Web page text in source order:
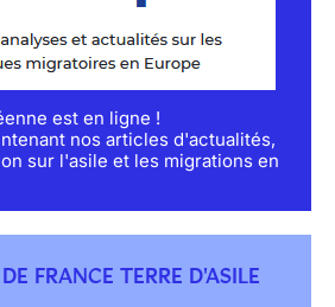
est en ligne !
nos articles d'actualités,
sur l'asile et les migrations en
FRANCE TERRE D'ASILE